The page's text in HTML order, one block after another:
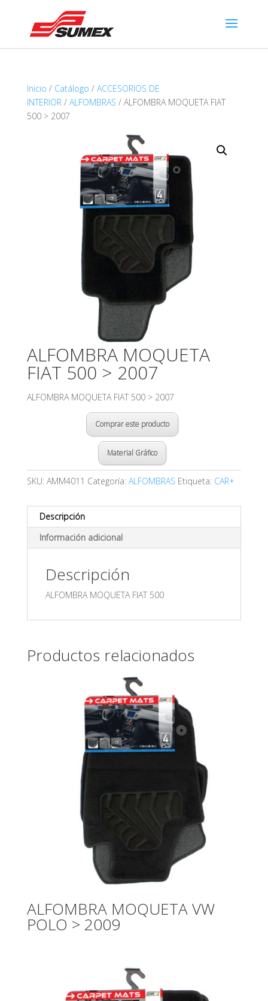
Inicio / Catálogo / ACCESORIOS DE
INTERIOR/ ALFOMBRAS / ALFOMBRA MOQUETA FIAT
500 > 2007
ALFOMBRA MOQUETA
FIAT 500 > 2007
ALFOMBRA MOQUETA FIAT 500 > 2007
Comprar este producto
Material Gráfico
SKU: AMM4011 Categoría: ALFOMBRAS Etiqueta: CAR+
Descripción
Información adicional
Descripción
ALFOMBRA MOQUETA FIAT 500
Productos relacionados
ALFOMBRA MOQUETA VW
POLO > 2009